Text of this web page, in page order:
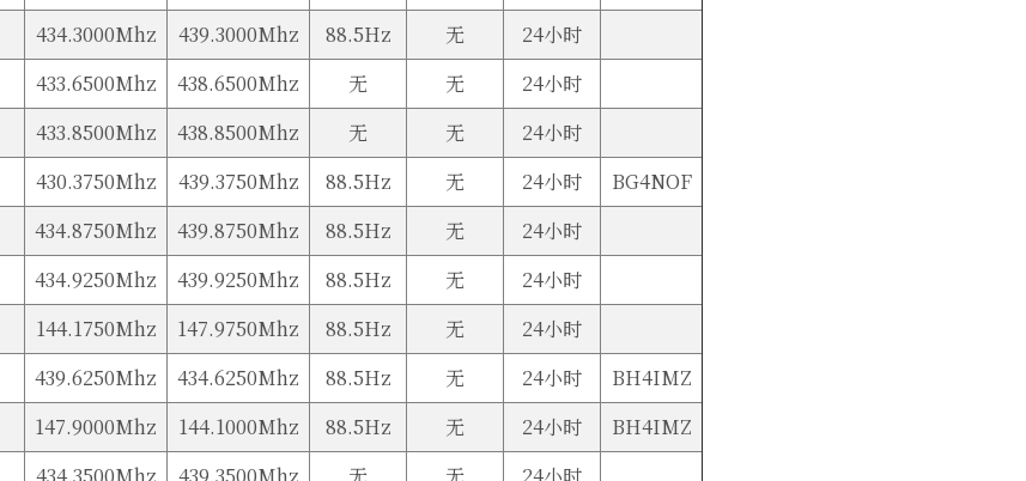
434.3000Mhz 439.3000Mhz 88.5Hz 无
24小时
433.6500Mhz 438.6500Mhz 无 无
24小时
433.8500Mhz 438.8500Mhz 无 无
24小时
430.3750Mhz 439.3750Mhz 88.5Hz 无 24小时
BG4NOF
434.8750Mhz 439.8750Mhz 88.5Hz 无
24小时
434.9250Mhz 439.9250Mhz 88.5Hz 无
24小时
144.1750Mhz 147.9750Mhz 88.5Hz 无
24小时
439.6250Mhz 434.6250Mhz 88.5Hz 无 24小时
BH4IMZ
147.9000Mhz 144.1000Mhz 88.5Hz 无 24小时
BH4IMZ